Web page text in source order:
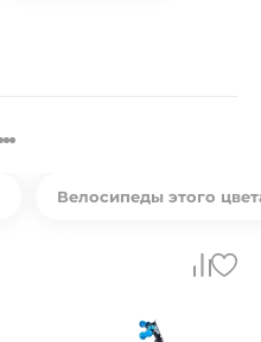
Велосипеды этого